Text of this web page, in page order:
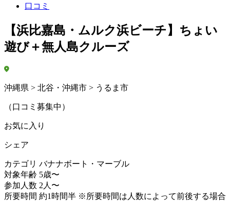
口コミ
【浜比嘉島・ムルク浜ビーチ】ちょい
遊び＋無人島クルーズ
沖縄県 > 北谷・沖縄市 > うるま市
（口コミ募集中）
お気に入り
シェア
カテゴリ バナナボート・マーブル
対象年齢 5歳〜
参加人数 2人〜
所要時間 約1時間半 ※所要時間は人数によって前後する場合